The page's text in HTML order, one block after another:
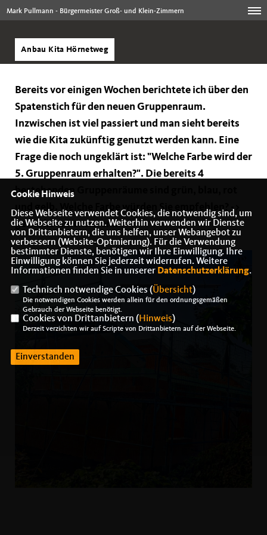
Mark Pullmann - Bürgermeister Groß- und Klein-Zimmern
Anbau Kita Hörnetweg
Bereits vor einigen Wochen berichtete ich über den
Spatenstich für den neuen Gruppenraum.
Inzwischen ist viel passiert und man sieht bereits
wie die Kita zukünftig genutzt werden kann. Eine
Frage die noch ungeklärt ist: "Welche Farbe wird der
5. Gruppenraum erhalten?". Die bereits 4
bestehenden Gruppenräume sind grün, blau, rot
und gelb. Welche Farbe würden Sie empfehlen? ->
gerne kommentieren...
Cookie Hinweis
Diese Webseite verwendet Cookies, die notwendig sind, um
die Webseite zu nutzen. Weiterhin verwenden wir Dienste
von Drittanbietern, die uns helfen, unser Webangebot zu
verbessern (Website-Optmierung). Für die Verwendung
bestimmter Dienste, benötigen wir Ihre Einwilligung. Ihre
Einwilligung können Sie jederzeit widerrufen. Weitere
Informationen finden Sie in unserer Datenschutzerklärung.
Technisch notwendige Cookies (Übersicht)
Die notwendigen Cookies werden allein für den ordnungsgemäßen
Gebrauch der Webseite benötigt.
Cookies von Drittanbietern ( Hinweis)
Derzeit verzichten wir auf Scripte von Drittanbietern auf der Webseite.
Einverstanden